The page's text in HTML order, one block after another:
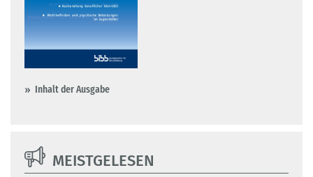
Inhalt der Ausgabe
MEISTGELESEN